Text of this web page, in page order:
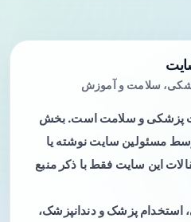
سلامت و آموزش
پزشکی و سلامت است. بخش
مسئولین سایت نوشته یا
این سایت فقط با ذکر منبع
استخدام پزشک و دندانپزشک،